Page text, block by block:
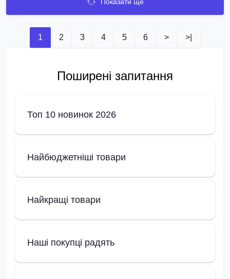
1 2 3 4 5 6 > >|
Поширені запитання
Топ 10 новинок 2026
Найбюджетніші товари
Найкращі товари
Наші покупці радять